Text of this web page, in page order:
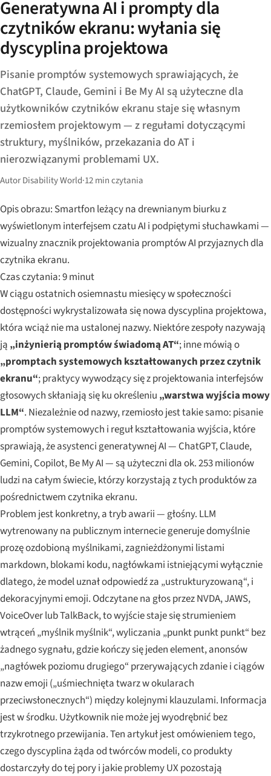
Generatywna AI i prompty dla
czytników ekranu: wyłania się
dyscyplina projektowa
Pisanie promptów systemowych sprawiających, że
ChatGPT, Claude, Gemini i Be My AI są użyteczne dla
użytkowników czytników ekranu staje się własnym
rzemiosłem projektowym — z regułami dotyczącymi
struktury, myślników, przekazania do AT i
nierozwiązanymi problemami UX.
Autor Disability World·12 min czytania
Opis obrazu: Smartfon leżący na drewnianym biurku z
wyświetlonym interfejsem czatu AI i podpiętymi słuchawkami —
wizualny znacznik projektowania promptów AI przyjaznych dla
czytnika ekranu.
Czas czytania: 9 minut
W ciągu ostatnich osiemnastu miesięcy w społeczności
dostępności wykrystalizowała się nowa dyscyplina projektowa,
która wciąż nie ma ustalonej nazwy. Niektóre zespoły nazywają
ją „inżynierią promptów świadomą AT“; inne mówią o
„promptach systemowych kształtowanych przez czytnik
ekranu“; praktycy wywodzący się z projektowania interfejsów
głosowych skłaniają się ku określeniu „warstwa wyjścia mowy
LLM“. Niezależnie od nazwy, rzemiosło jest takie samo: pisanie
promptów systemowych i reguł kształtowania wyjścia, które
sprawiają, że asystenci generatywnej AI — ChatGPT, Claude,
Gemini, Copilot, Be My AI — są użyteczni dla ok. 253 milionów
ludzi na całym świecie, którzy korzystają z tych produktów za
pośrednictwem czytnika ekranu.
Problem jest konkretny, a tryb awarii — głośny. LLM
wytrenowany na publicznym internecie generuje domyślnie
prozę ozdobioną myślnikami, zagnieżdżonymi listami
markdown, blokami kodu, nagłówkami istniejącymi wyłącznie
dlatego, że model uznał odpowiedź za „ustrukturyzowaną“, i
dekoracyjnymi emoji. Odczytane na głos przez NVDA, JAWS,
VoiceOver lub TalkBack, to wyjście staje się strumieniem
wtrąceń „myślnik myślnik“, wyliczania „punkt punkt punkt“ bez
żadnego sygnału, gdzie kończy się jeden element, anonsów
„nagłówek poziomu drugiego“ przerywających zdanie i ciągów
nazw emoji („uśmiechnięta twarz w okularach
przeciwsłonecznych“) między kolejnymi klauzulami. Informacja
jest w środku. Użytkownik nie może jej wyodrębnić bez
trzykrotnego przewijania. Ten artykuł jest omówieniem tego,
czego dyscyplina żąda od twórców modeli, co produkty
dostarczyły do tej pory i jakie problemy UX pozostają